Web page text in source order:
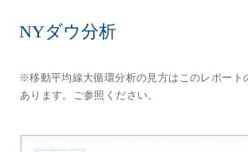
NYダウ分析
※移動平均線大循環分析の見方はこのレポート
あります。ご参照ください。